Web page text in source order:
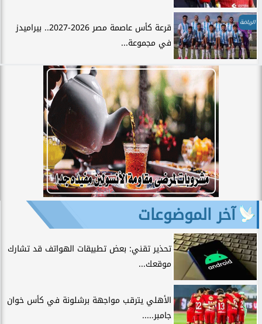
الرياضة
قرعة كأس عاصمة مصر 2026-2027.. بيراميدز
في مجموعة...
آخر الموضوعات
تحذير تقني: بعض تطبيقات الهواتف قد تشارك
موقعك...
الأهلي يترقب مواجهة برشلونة في كأس خوان
جامبر.....